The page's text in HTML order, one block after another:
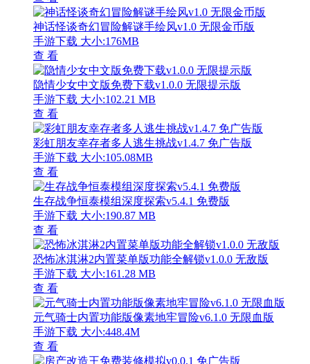
神话怪谈奇幻冒险解谜手绘风v1.0 无限金币版
手游下载 大小:176MB
查 看
隐情少女中文版免费下载v1.0.0 无限提示版
手游下载 大小:102.21 MB
查 看
彩虹朋友幸存者多人逃生挑战v1.4.7 免广告版
手游下载 大小:105.08MB
查 看
生存战争恒泰模组深度探索v5.4.1 免费版
手游下载 大小:190.87 MB
查 看
恐怖冰淇淋2内置菜单版功能全解锁v1.0.0 无敌版
手游下载 大小:161.28 MB
查 看
元气骑士内置功能版像素地牢冒险v6.1.0 无限血版
手游下载 大小:448.4M
查 看